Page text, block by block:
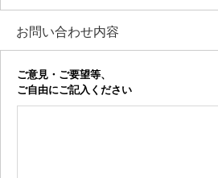
お問い合わせ内容
ご意見・ご要望等、
ご自由にご記入ください